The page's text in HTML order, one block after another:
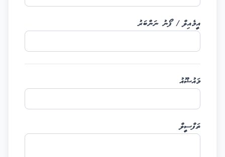
އީމެއިލް / ފޯނު ނަންބަރު
މައުޟޫއު
ތަފްސީލް